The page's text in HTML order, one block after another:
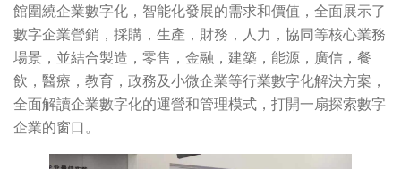
館圍繞企業數字化，智能化發展的需求和價值，全面展示了
數字企業營銷，採購，生產，財務，人力，協同等核心業務
場景，並結合製造，零售，金融，建築，能源，廣信，餐
飲，醫療，教育，政務及小微企業等行業數字化解決方案，
全面解讀企業數字化的運營和管理模式，打開一扇探索數字
企業的窗口。